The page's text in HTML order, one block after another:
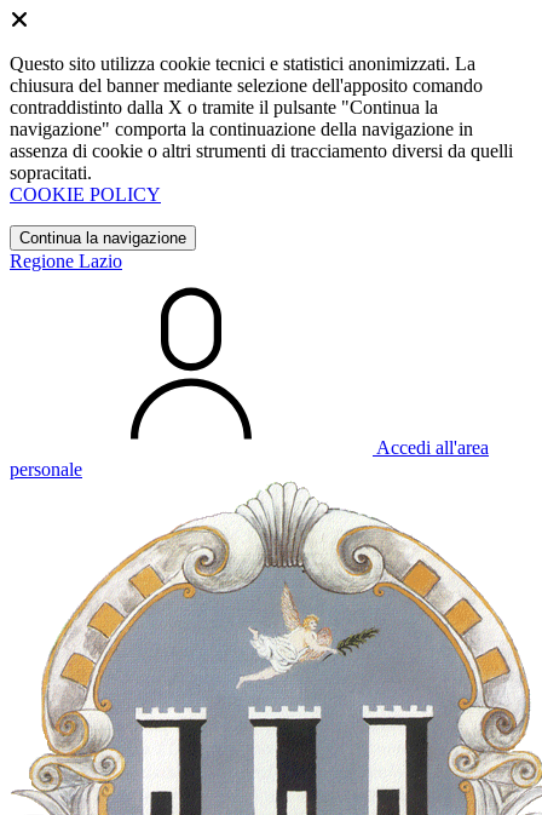
Questo sito utilizza cookie tecnici e statistici anonimizzati. La
chiusura del banner mediante selezione dell'apposito comando
contraddistinto dalla X o tramite il pulsante "Continua la
navigazione" comporta la continuazione della navigazione in
assenza di cookie o altri strumenti di tracciamento diversi da quelli
sopracitati.
COOKIE POLICY
Continua la navigazione
Regione Lazio
Accedi all'area
personale